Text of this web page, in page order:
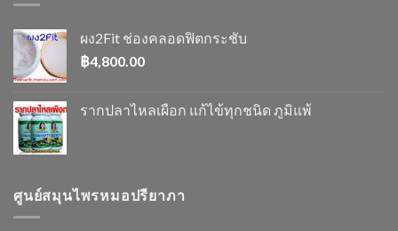
ผง2Fit ช่องคลอดฟิตกระชับ
฿4,800.00
รากปลาไหลเผือก แก้ไข้ทุกชนิด ภูมิแพ้
ศูนย์สมุนไพรหมอปรียาภา